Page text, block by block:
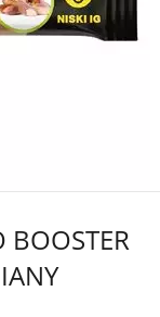
BOOSTER